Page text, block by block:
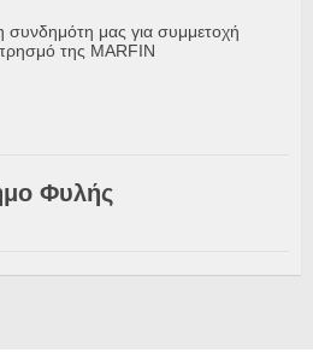
συνδημότη μας για συμμετοχή
της MARFIN
Φυλής